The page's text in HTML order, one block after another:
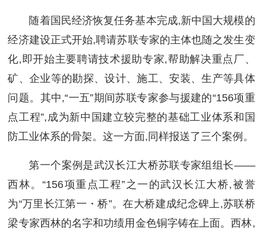
随着国民经济恢复任务基本完成,新中国大规模的
经济建设正式开始,聘请苏联专家的主体也随之发生变
化,即开始主要聘请技术援助专家,帮助解决重点厂、
矿、企业等的勘探、设计、施工、安装、生产等具体
问题。其中,“一五”期间苏联专家参与援建的“156项重
点工程”,成为新中国建立较完整的基础工业体系和国
防工业体系的骨架。这一方面,同样报送了三个案例。
第一个案例是武汉长江大桥苏联专家组组长——
西林。“156项重点工程”之一的武汉长江大桥,被誉
为“万里长江第一・桥”。在大桥建成纪念碑上,苏联桥
梁专家西林的名字和功绩用金色铜字铸在上面。西林,